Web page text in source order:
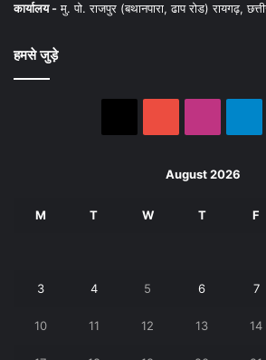
कार्यालय -मु. पो. राजपुर (बथानपारा, ढाप रोड) रायगढ़,
हमसे जुड़े
August 2026
M T W T F
3 4 5 6 7
10 11 12 13 14